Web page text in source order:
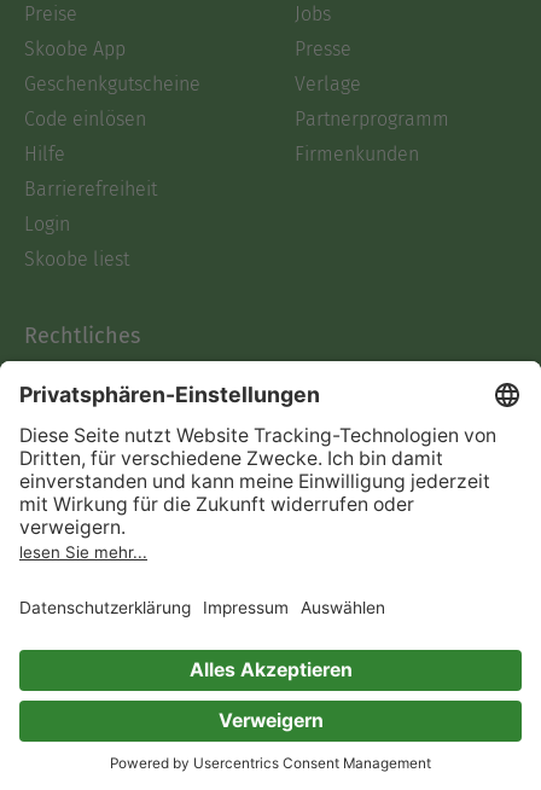
Preise
Skoobe App
Geschenkgutscheine
Code einlösen
Hilfe
Barrierefreiheit
Login
Skoobe liest
Jobs
Presse
Verlage
Partnerprogramm
Firmenkunden
Rechtliches
AGB
Informationen nach Data
Act
Verträge hier kündigen
Impressum
Immer ein gutes Buch